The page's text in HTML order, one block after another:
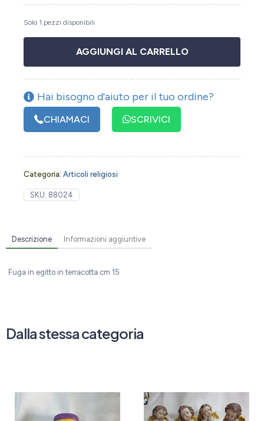
Solo 1 pezzi disponibili
AGGIUNGI AL CARRELLO
Hai bisogno d'aiuto per il tuo ordine?
CHIAMACI SCRIVICI
Categoria: Articoli religiosi
SKU: 88024
Descrizione Informazioni aggiuntive
Fuga in egitto in terracotta cm 15
Dalla stessa categoria